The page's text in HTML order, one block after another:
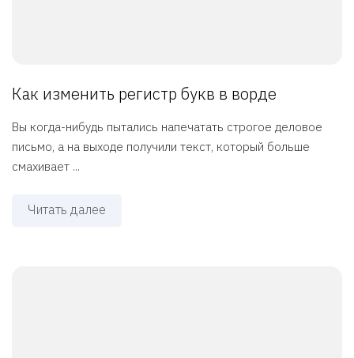
Как изменить регистр букв в ворде
Вы когда-нибудь пытались напечатать строгое деловое
письмо, а на выходе получили текст, который больше
смахивает ...
Читать далее